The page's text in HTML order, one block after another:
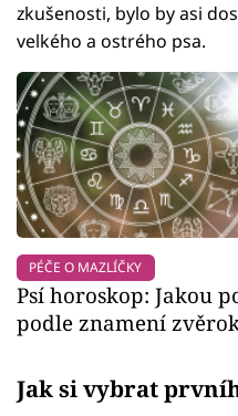
zkušenosti, bylo by asi
velkého a ostrého psa.
PÉČE O MAZLÍČKY
Psí horoskop: Jakou
podle znamení
Jak si vybrat